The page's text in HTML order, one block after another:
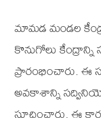
మామడ మండల
కొనుగోలు కేంద్రాన్ని
ప్రారంభించారు. ఈ
అవకాశాన్ని